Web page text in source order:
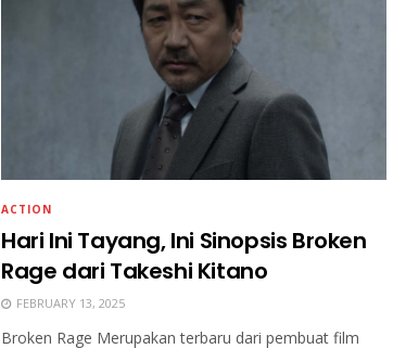
ACTION
Hari Ini Tayang, Ini Sinopsis Broken
Rage dari Takeshi Kitano
FEBRUARY 13, 2025
Broken Rage Merupakan terbaru dari pembuat film